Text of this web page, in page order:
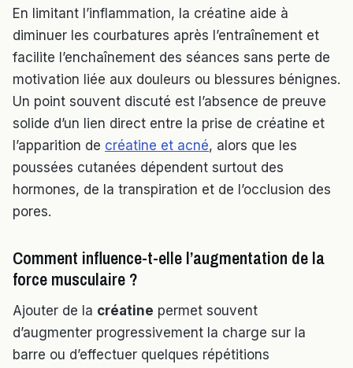
En limitant l’inflammation, la créatine aide à
diminuer les courbatures après l’entraînement et
facilite l’enchaînement des séances sans perte de
motivation liée aux douleurs ou blessures bénignes.
Un point souvent discuté est l’absence de preuve
solide d’un lien direct entre la prise de créatine et
l’apparition de créatine et acné, alors que les
poussées cutanées dépendent surtout des
hormones, de la transpiration et de l’occlusion des
pores.
Comment influence-t-elle l’augmentation de la
force musculaire ?
Ajouter de la créatine permet souvent
d’augmenter progressivement la charge sur la
barre ou d’effectuer quelques répétitions